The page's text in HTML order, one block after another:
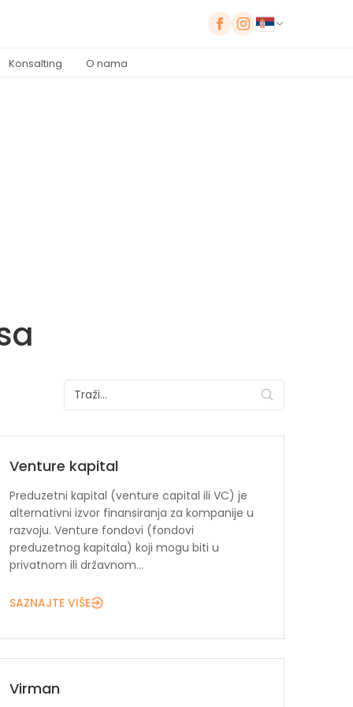
Konsalting O nama
Venture kapital
Preduzetni kapital (venture capital ili VC) je
alternativni izvor finansiranja za kompanije u
razvoju. Venture fondovi (fondovi
preduzetnog kapitala) koji mogu biti u
privatnom ili državnom...
SAZNAJTE VIŠE
Virman